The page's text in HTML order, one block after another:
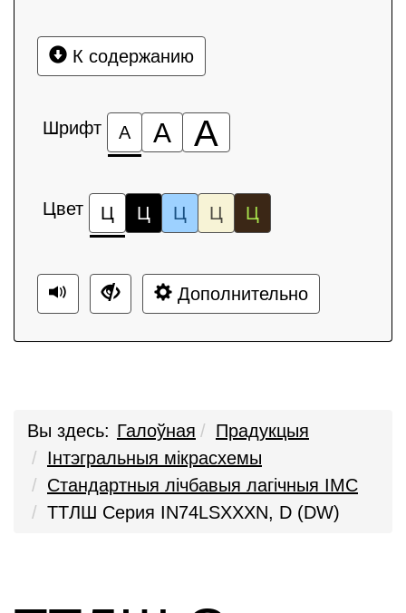
К содержанию
Шрифт А А А
Цвет Ц Ц Ц Ц Ц
Дополнительно
Вы здесь: Галоўная
Прадукцыя
Iнтэгральныя мікрасхемы
Стандартныя лічбавыя лагічныя ІМС
ТТЛШ Серия IN74LSXXXN, D (DW)